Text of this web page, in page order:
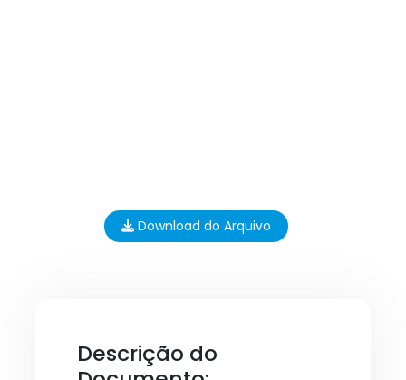
Download do Arquivo
Descrição do